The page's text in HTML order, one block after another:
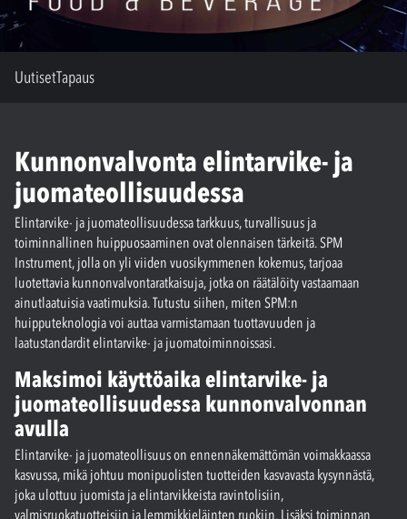
UutisetTapaus
Kunnonvalvonta elintarvike- ja
juomateollisuudessa
Elintarvike- ja juomateollisuudessa tarkkuus, turvallisuus ja
toiminnallinen huippuosaaminen ovat olennaisen tärkeitä. SPM
Instrument, jolla on yli viiden vuosikymmenen kokemus, tarjoaa
luotettavia kunnonvalvontaratkaisuja, jotka on räätälöity vastaamaan
ainutlaatuisia vaatimuksia. Tutustu siihen, miten SPM:n
huipputeknologia voi auttaa varmistamaan tuottavuuden ja
laatustandardit elintarvike- ja juomatoiminnoissasi.
Maksimoi käyttöaika elintarvike- ja
juomateollisuudessa kunnonvalvonnan
avulla
Elintarvike- ja juomateollisuus on ennennäkemättömän voimakkaassa
kasvussa, mikä johtuu monipuolisten tuotteiden kasvavasta kysynnästä,
joka ulottuu juomista ja elintarvikkeista ravintolisiin,
valmisruokatuotteisiin ja lemmikkieläinten ruokiin. Lisäksi toiminnan